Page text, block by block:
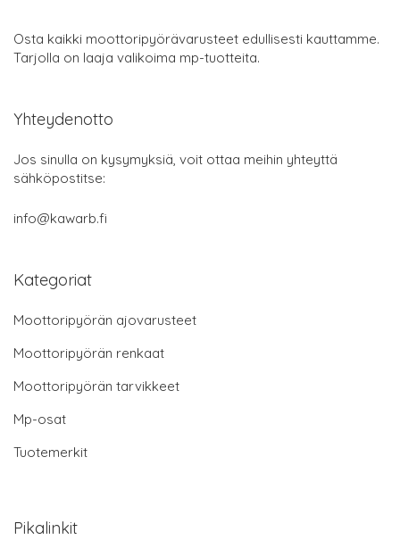
Osta kaikki moottoripyörävarusteet edullisesti kauttamme.
Tarjolla on laaja valikoima mp-tuotteita.
Yhteydenotto
Jos sinulla on kysymyksiä, voit ottaa meihin yhteyttä
sähköpostitse:
info@kawarb.fi
Kategoriat
Moottoripyörän ajovarusteet
Moottoripyörän renkaat
Moottoripyörän tarvikkeet
Mp-osat
Tuotemerkit
Pikalinkit